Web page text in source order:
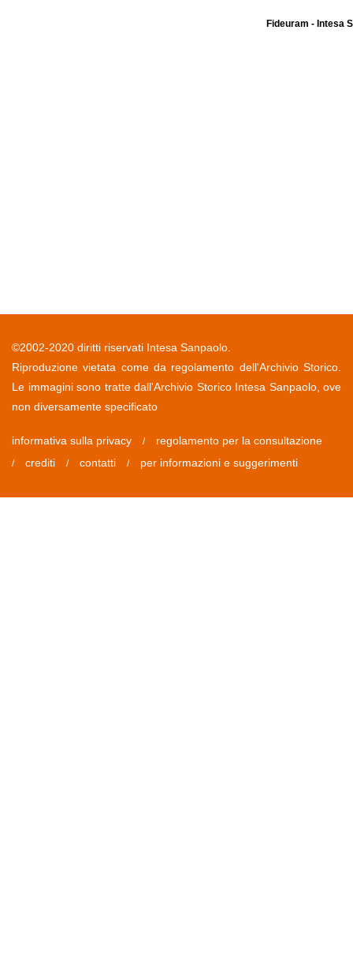
Fideuram - Intesa
©2002-2020 diritti riservati Intesa Sanpaolo.
Riproduzione vietata come da regolamento dell'Archivio Storico.
Le immagini sono tratte dall'Archivio Storico Intesa Sanpaolo, ove
non diversamente specificato
informativa sulla privacy / regolamento per la consultazione
/ crediti / contatti / per informazioni e suggerimenti